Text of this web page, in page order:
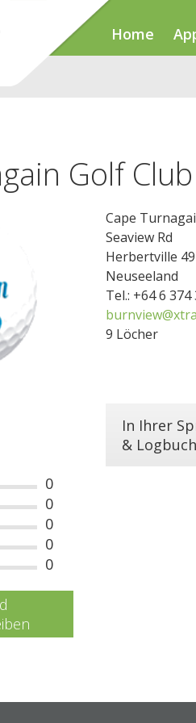
Home
Golf Club
Cape
Seaview Rd
Herbertville
Neuseeland
Tel.: +64 6 374
9 Löcher
0
0
0
0
0
In Ihrer
&